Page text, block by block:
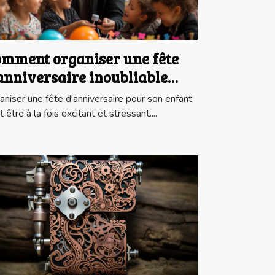
organiser une fête
inoubliable
votre enfant avec un
une fête d'anniversaire pour son enfant
être à la fois excitant et stressant....